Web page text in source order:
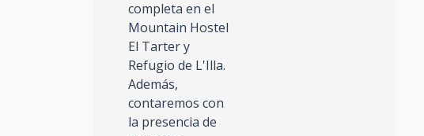
completa en el
Mountain Hostel
El Tarter y
Refugio de L'Illa.
Además,
contaremos con
la presencia de